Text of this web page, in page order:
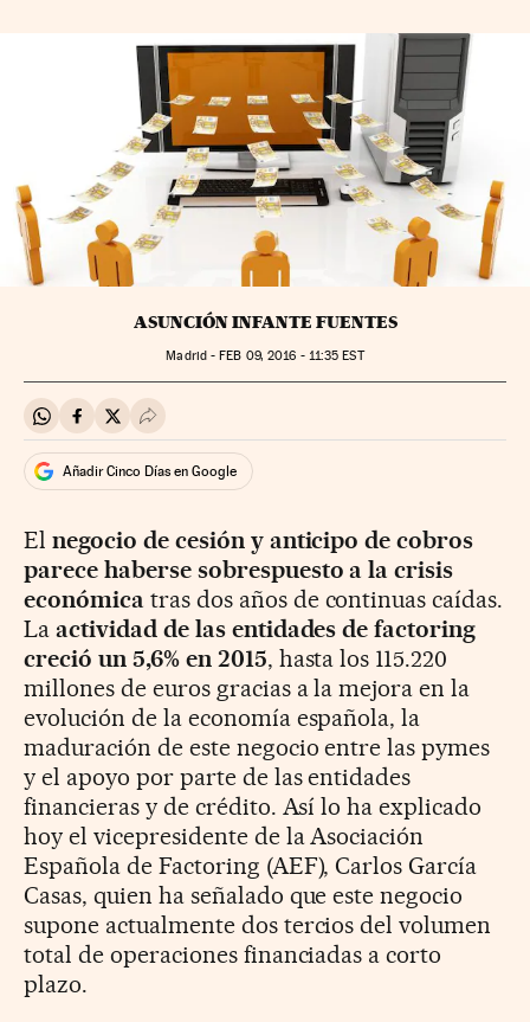
ASUNCIÓN INFANTE FUENTES
Madrid - FEB 09, 2016 - 11:35 EST
Compartir en Whatsapp
Compartir en Facebook
Compartir en Twitter
Desplegar Redes Sociales
Añadir Cinco Días en Google
El negocio de cesión y anticipo de cobros
parece haberse sobrespuesto a la crisis
económica tras dos años de continuas caídas.
La actividad de las entidades de factoring
creció un 5,6% en 2015, hasta los 115.220
millones de euros gracias a la mejora en la
evolución de la economía española, la
maduración de este negocio entre las pymes
y el apoyo por parte de las entidades
financieras y de crédito. Así lo ha explicado
hoy el vicepresidente de la Asociación
Española de Factoring (AEF), Carlos García
Casas, quien ha señalado que este negocio
supone actualmente dos tercios del volumen
total de operaciones financiadas a corto
plazo.